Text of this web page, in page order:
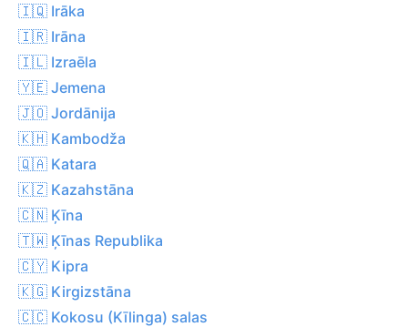
🇮🇶 Irāka
🇮🇷 Irāna
🇮🇱 Izraēla
🇾🇪 Jemena
🇯🇴 Jordānija
🇰🇭 Kambodža
🇶🇦 Katara
🇰🇿 Kazahstāna
🇨🇳 Ķīna
🇹🇼 Ķīnas Republika
🇨🇾 Kipra
🇰🇬 Kirgizstāna
🇨🇨 Kokosu (Kīlinga) salas